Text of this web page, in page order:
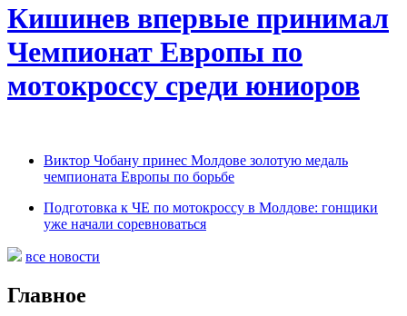
Кишинев впервые принимал
Чемпионат Европы по
мотокроссу среди юниоров
Виктор Чобану принес Молдове золотую медаль
чемпионата Европы по борьбе
Подготовка к ЧЕ по мотокроссу в Молдове: гонщики
уже начали соревноваться
все новости
Главное